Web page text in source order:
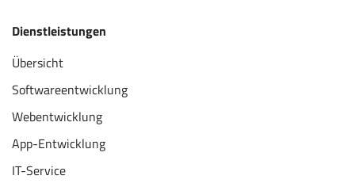
Dienstleistungen
Übersicht
Softwareentwicklung
Webentwicklung
App-Entwicklung
IT-Service